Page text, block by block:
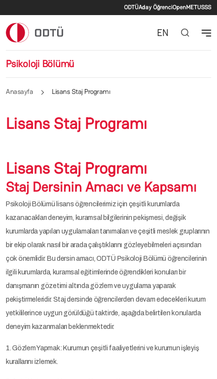
İkincil menü
ODTÜAday ÖğrenciOpenMETUSSS
Psikoloji Bölümü
EN
Anasayfa Lisans Staj Programı
Lisans Staj Programı
Lisans Staj Programı
Staj Dersinin Amacı ve Kapsamı
Psikoloji Bölümü lisans öğrencilerimiz için çeşitli kurumlarda
kazanacakları deneyim, kuramsal bilgilerinin pekişmesi, değişik
kurumlarda yapılan uygulamaları tanımaları ve çeşitli meslek gruplarının
bir ekip olarak nasıl bir arada çalıştıklarını gözleyebilmeleri açısından
çok önemlidir. Bu dersin amacı, ODTÜ Psikoloji Bölümü öğrencilerinin
ilgili kurumlarda, kuramsal eğitimlerinde öğrendikleri konuları bir
danışmanın gözetimi altında gözlem ve uygulama yaparak
pekiştirmeleridir. Staj dersinde öğrencilerden devam edecekleri kurum
yetkililerince uygun görüldüğü taktirde, aşağıda belirtilen konularda
deneyim kazanmaları beklenmektedir.
1. Gözlem Yapmak: Kurumun çeşitli faaliyetlerini ve kurumun işleyiş
kurallarını izlemek.